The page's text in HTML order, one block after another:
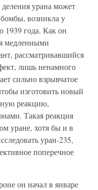
урана может
возникла у
1939 года. Как он
медленными
рассматривавшийся
лишь ненамного
сильно взрывчатое
изготовить новый
реакцию,
Такая реакция
уране, хотя бы и в
уран-235,
поперечное
он начал в январе